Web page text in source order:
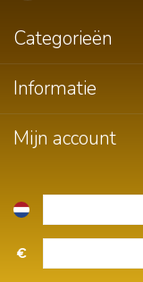
Categorieën
Informatie
Mijn account
€